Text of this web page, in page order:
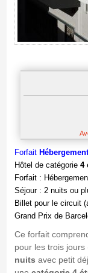
Forfait
Hôtel de catégorie 4
Forfait :
Séjour : 2 nuits ou
Billet pour le circuit
Grand Prix de
Ce forfait
pour les trois
nuits avec petit